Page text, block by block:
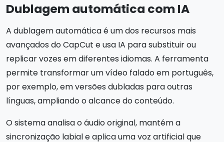
Dublagem automática com IA
A dublagem automática é um dos recursos mais
avançados do CapCut e usa IA para substituir ou
replicar vozes em diferentes idiomas. A ferramenta
permite transformar um vídeo falado em português,
por exemplo, em versões dubladas para outras
línguas, ampliando o alcance do conteúdo.
O sistema analisa o áudio original, mantém a
sincronização labial e aplica uma voz artificial que